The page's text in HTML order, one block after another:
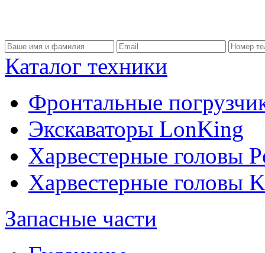
Каталог техники
Фронтальные
Экскаваторы LonKing
Харвестерные головы
Харвестерные головы
Запасные части